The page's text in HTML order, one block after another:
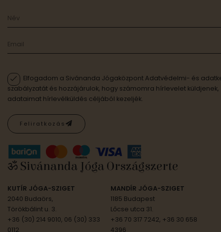
Elfogadom a Sivánanda Jógaközpont Adatvédelmi- és
szabályzatát és hozzájárulok, hogy számomra hírlevelet küldjenek,
adataimat hírlevélküldés céljából kezeljék.
Feliratkozás
ॐ Sivánanda Jóga Országszerte
KUTÍR JÓGA-SZIGET
2040 Budaörs,
Törökbálint u. 3.
+36 (30) 214 9010, 06 (30) 333
0112
MANDÍR JÓGA-SZIGET
1185 Budapest
Lőcse utca 31.
+36 70 317 7242, +36 30 658
4396